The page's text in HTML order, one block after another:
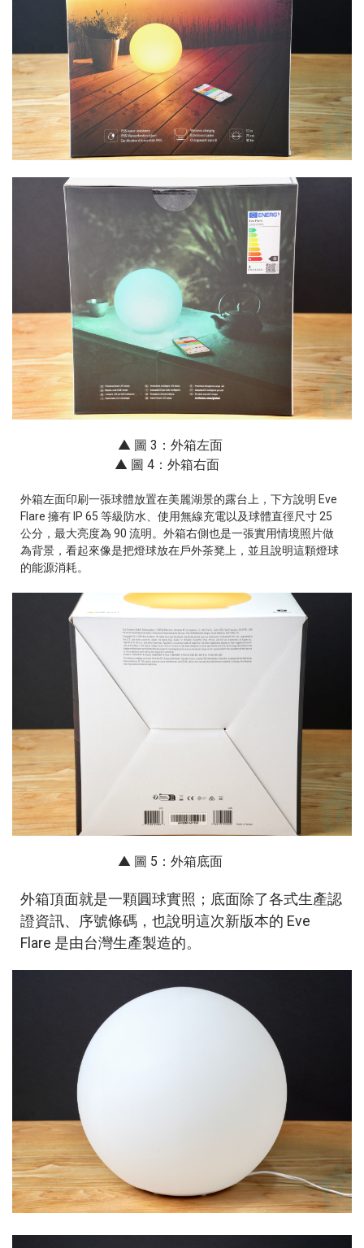
▲ 圖 3：外箱左面
▲ 圖 4：外箱右面
外箱左面印刷一張球體放置在美麗湖景的露台上，下方說明 Eve
Flare 擁有 IP 65 等級防水、使用無線充電以及球體直徑尺寸 25
公分，最大亮度為 90 流明。外箱右側也是一張實用情境照片做
為背景，看起來像是把燈球放在戶外茶凳上，並且說明這顆燈球
的能源消耗。
▲ 圖 5：外箱底面
外箱頂面就是一顆圓球實照；底面除了各式生產認
證資訊、序號條碼，也說明這次新版本的 Eve
Flare 是由台灣生產製造的。